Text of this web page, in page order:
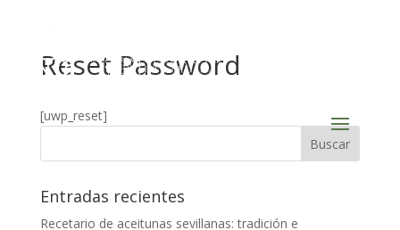
Reset Password
[uwp_reset]
Entradas recientes
Recetario de aceitunas sevillanas: tradición e